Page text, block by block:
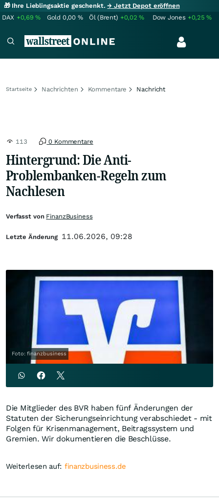
🎁 Ihre Lieblingsaktie geschenkt.→ Jetzt Depot eröffnen
DAX +0,69% Gold 0,00 % Öl (Brent) +0,02% Dow Jones +0,25%
Startseite Nachrichten Kommentare Nachricht
113 0 Kommentare
Hintergrund: Die Anti-
Problembanken-Regeln zum
Nachlesen
Foto: finanzbusiness
Die Mitglieder des BVR haben fünf Änderungen der
Statuten der Sicherungseinrichtung verabschiedet - mit
Folgen für Krisenmanagement, Beitragssystem und
Gremien. Wir dokumentieren die Beschlüsse.
Weiterlesen auf: finanzbusiness.de
Verfasst von FinanzBusiness
Letzte Änderung 11.06.2026, 09:28